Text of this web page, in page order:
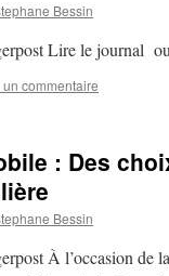
Bessin
Lire le journal
commentaire
: Des
Bessin
À l’occasion de